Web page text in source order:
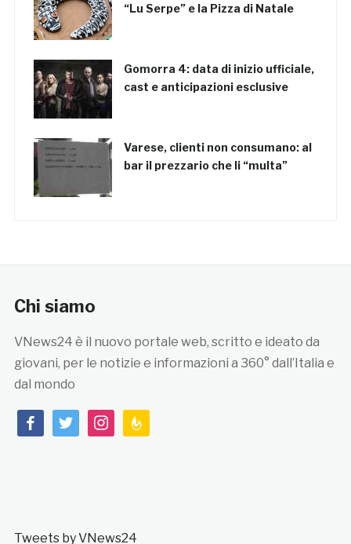
“Lu Serpe” e la Pizza di Natale
Gomorra 4: data di inizio ufficiale,
cast e anticipazioni esclusive
Varese, clienti non consumano: al
bar il prezzario che li “multa”
Chi siamo
VNews24 è il nuovo portale web, scritto e ideato da
giovani, per le notizie e informazioni a 360° dall’Italia e
dal mondo
facebooktwitterinstagramfeedburner
Tweets by VNews24